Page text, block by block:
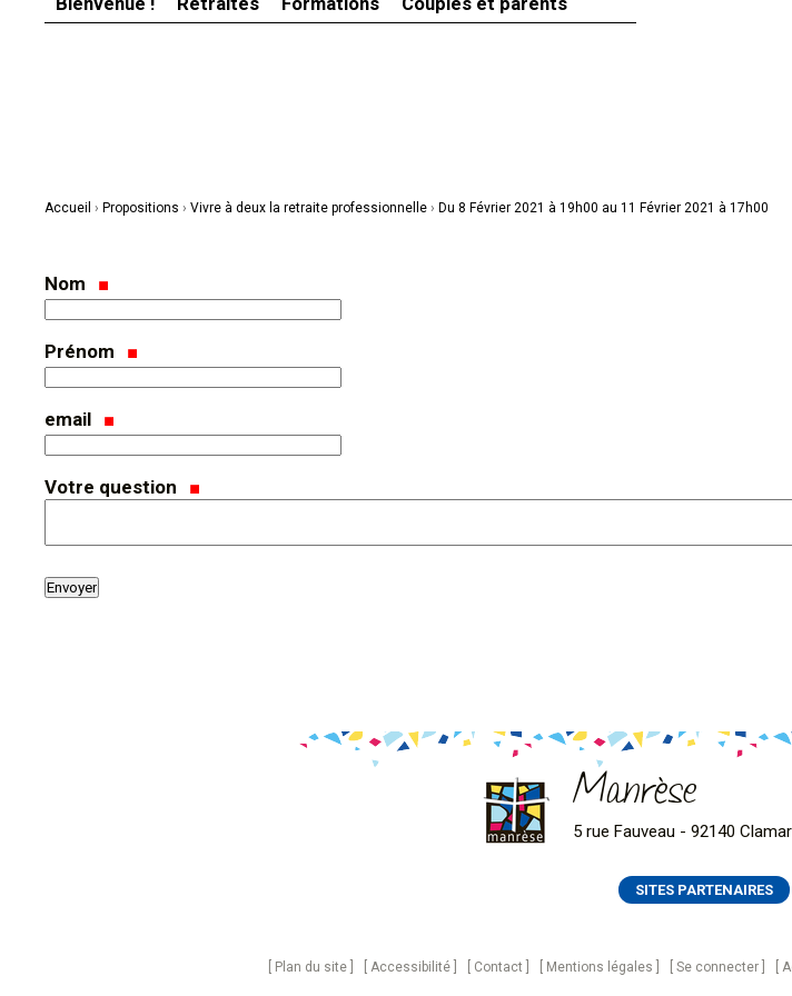
Accueil › Propositions › Vivre à deux la retraite professionnelle › Du 8 Février 2021 à 19h00 au 11 Février 2021 à 17h00
Nom
Prénom
email
Votre question
Manrèse
5 rue Fauveau - 92140
SITES PARTENAIRES
Plan du site Accessibilité Contact Mentions légales Se connecter